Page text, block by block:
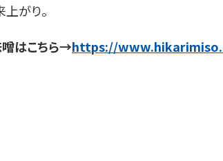
がり。
はこちら→https://